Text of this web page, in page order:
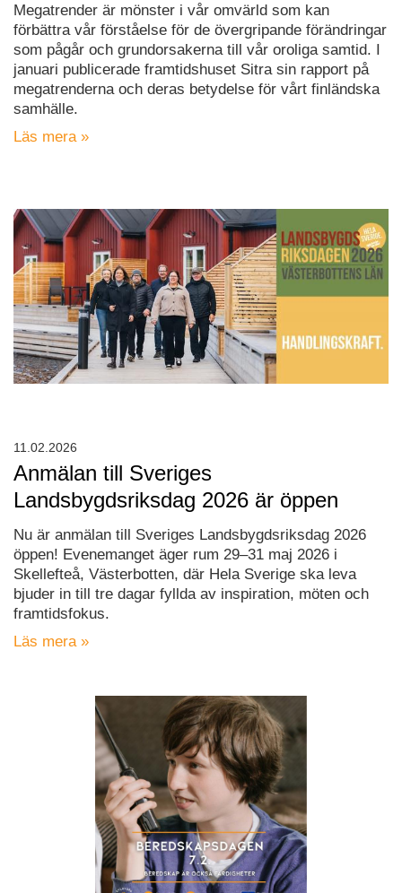
Megatrender är mönster i vår omvärld som kan
förbättra vår förståelse för de övergripande förändringar
som pågår och grundorsakerna till vår oroliga samtid. I
januari publicerade framtidshuset Sitra sin rapport på
megatrenderna och deras betydelse för vårt finländska
samhälle.
Läs mera »
Anmälan till Sveriges
Landsbygdsriksdag 2026 är öppen
Nu är anmälan till Sveriges Landsbygdsriksdag 2026
öppen! Evenemanget äger rum 29–31 maj 2026 i
Skellefteå, Västerbotten, där Hela Sverige ska leva
bjuder in till tre dagar fyllda av inspiration, möten och
framtidsfokus.
Läs mera »
11.02.2026